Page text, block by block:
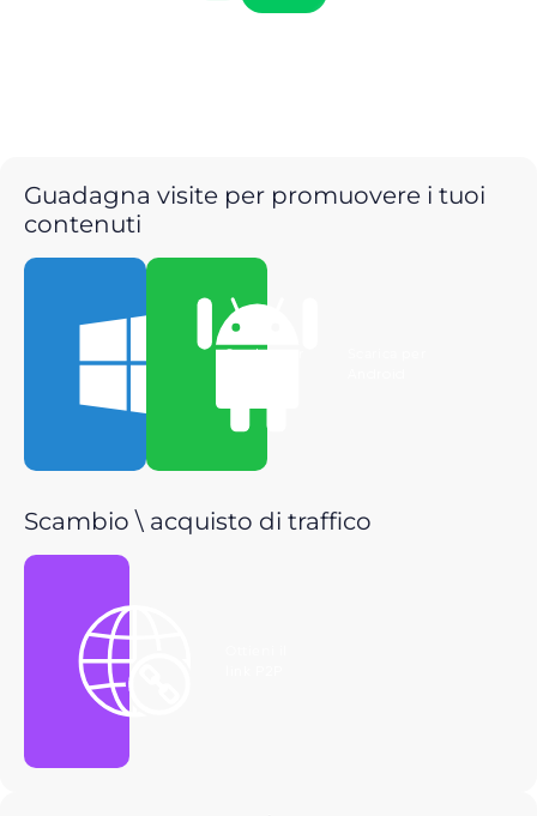
Guadagna visite per promuovere i tuoi
contenuti
Scarica per
Scambio \ acquisto di traffico